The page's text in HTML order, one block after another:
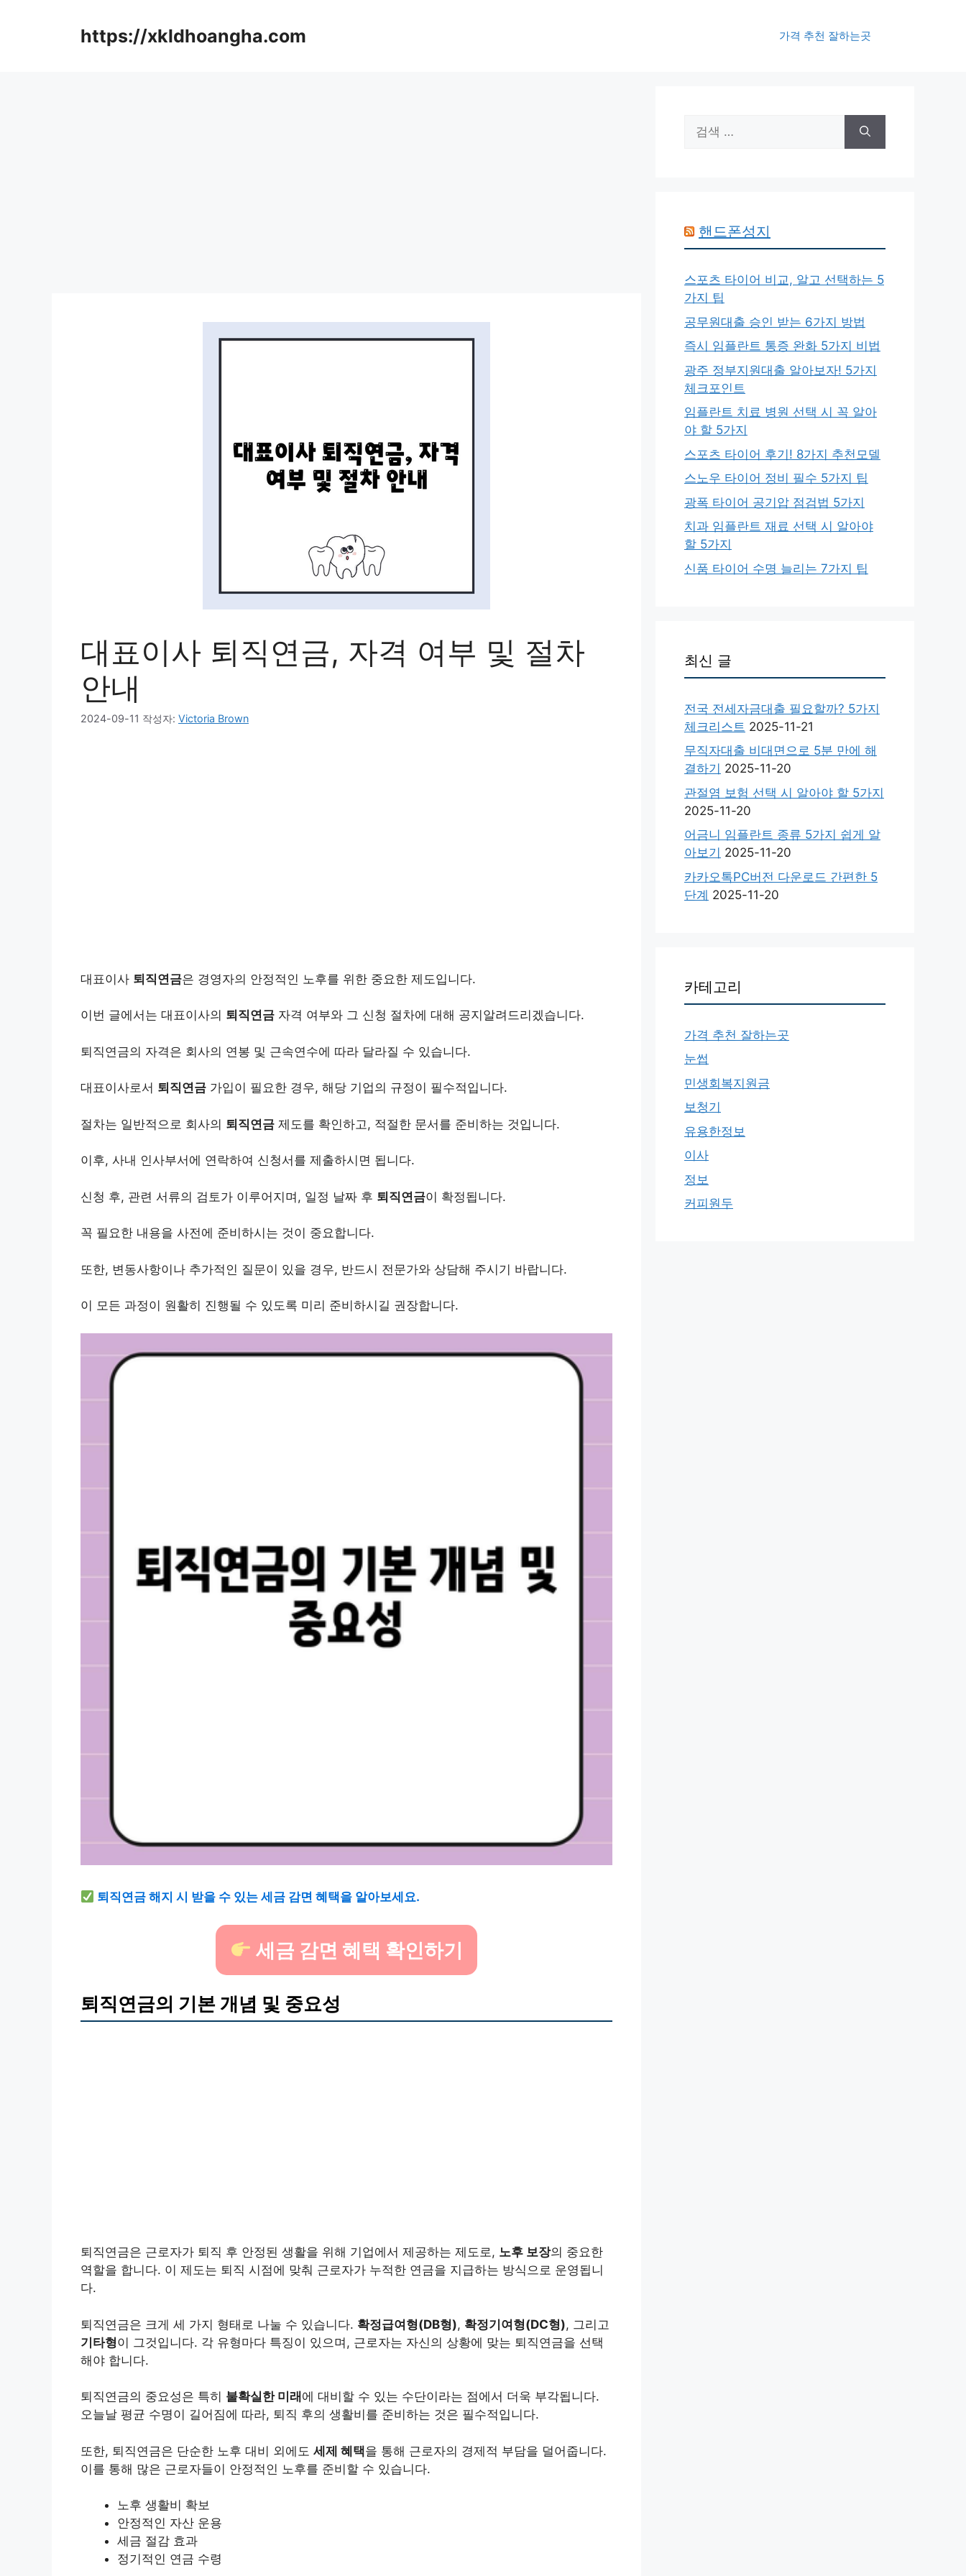
https://xkldhoangha.com 가격 추천 잘하는곳
대표이사 퇴직연금, 자격 여부 및 절차
안내
2024-09-11 작성자: Victoria Brown
대표이사 퇴직연금은 경영자의 안정적인 노후를 위한 중요한 제도입니다.
이번 글에서는 대표이사의 퇴직연금 자격 여부와 그 신청 절차에 대해 공지알려드리겠습니다.
퇴직연금의 자격은 회사의 연봉 및 근속연수에 따라 달라질 수 있습니다.
대표이사로서 퇴직연금 가입이 필요한 경우, 해당 기업의 규정이 필수적입니다.
절차는 일반적으로 회사의 퇴직연금 제도를 확인하고, 적절한 문서를 준비하는 것입니다.
이후, 사내 인사부서에 연락하여 신청서를 제출하시면 됩니다.
신청 후, 관련 서류의 검토가 이루어지며, 일정 날짜 후 퇴직연금이 확정됩니다.
꼭 필요한 내용을 사전에 준비하시는 것이 중요합니다.
또한, 변동사항이나 추가적인 질문이 있을 경우, 반드시 전문가와 상담해 주시기 바랍니다.
이 모든 과정이 원활히 진행될 수 있도록 미리 준비하시길 권장합니다.
퇴직연금 해지 시 받을 수 있는 세금 감면 혜택을 알아보세요.
세금 감면 혜택 확인하기
퇴직연금의 기본 개념 및 중요성
퇴직연금은 근로자가 퇴직 후 안정된 생활을 위해 기업에서 제공하는 제도로, 노후 보장의 중요한
역할을 합니다. 이 제도는 퇴직 시점에 맞춰 근로자가 누적한 연금을 지급하는 방식으로 운영됩니
다.
퇴직연금은 크게 세 가지 형태로 나눌 수 있습니다. 확정급여형(DB형), 확정기여형(DC형), 그리고
기타형이 그것입니다. 각 유형마다 특징이 있으며, 근로자는 자신의 상황에 맞는 퇴직연금을 선택
해야 합니다.
퇴직연금의 중요성은 특히 불확실한 미래 에 대비할 수 있는 수단이라는 점에서 더욱 부각됩니다.
오늘날 평균 수명이 길어짐에 따라, 퇴직 후의 생활비를 준비하는 것은 필수적입니다.
또한, 퇴직연금은 단순한 노후 대비 외에도 세제 혜택을 통해 근로자의 경제적 부담을 덜어줍니다.
이를 통해 많은 근로자들이 안정적인 노후를 준비할 수 있습니다.
노후 생활비 확보
안정적인 자산 운용
세금 절감 효과
정기적인 연금 수령
색:
핸드폰성지
스포츠 타이어 비교, 알고 선택하는 5
가지 팁
공무원대출 승인 받는 6가지 방법
즉시 임플란트 통증 완화 5가지 비법
광주 정부지원대출 알아보자! 5가지
체크포인트
임플란트 치료 병원 선택 시 꼭 알아
야 할 5가지
스포츠 타이어 후기! 8가지 추천모델
스노우 타이어 정비 필수 5가지 팁
광폭 타이어 공기압 점검법 5가지
치과 임플란트 재료 선택 시 알아야
할 5가지
신품 타이어 수명 늘리는 7가지 팁
최신 글
전국 전세자금대출 필요할까? 5가지
체크리스트 2025-11-21
무직자대출 비대면으로 5분 만에 해
결하기 2025-11-20
관절염 보험 선택 시 알아야 할 5가지
2025-11-20
어금니 임플란트 종류 5가지 쉽게 알
아보기 2025-11-20
카카오톡PC버전 다운로드 간편한 5
단계 2025-11-20
카테고리
가격 추천 잘하는곳
눈썹
민생회복지원금
보청기
유용한정보
이사
정보
커피원두